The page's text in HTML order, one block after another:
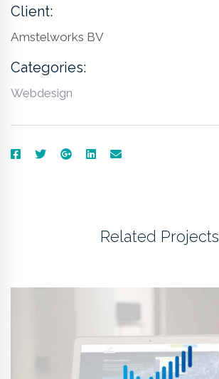
Client:
Amstelworks BV
Categories:
Webdesign
Related Projects